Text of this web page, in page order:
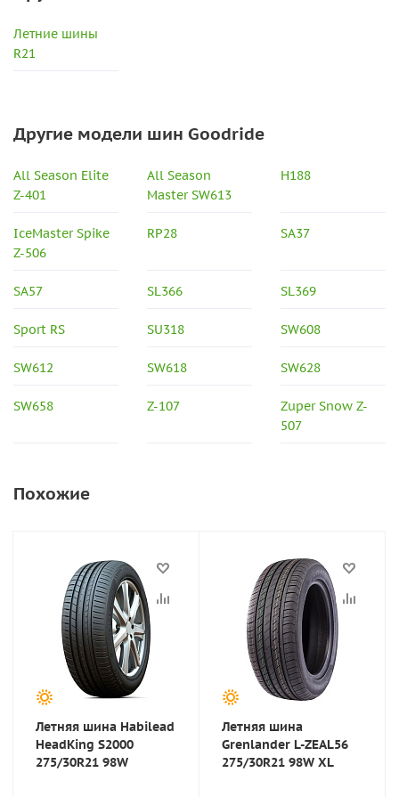
Летние шины
R21
Другие модели шин Goodride
All Season Elite
Z-401
All Season
Master SW613
H188
IceMaster Spike
Z-506
RP28 SA37
SA57 SL366 SL369
Sport RS SU318 SW608
SW612 SW618 SW628
SW658 Z-107
Zuper Snow Z-
507
Похожие
Летняя шина Habilead
HeadKing S2000
275/30R21 98W
Летняя шина
Grenlander L-ZEAL56
275/30R21 98W XL